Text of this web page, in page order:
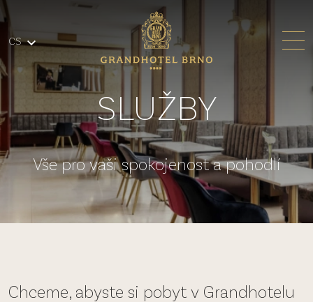
Přeskočit na hlavní obsah
CS
SLUŽBY
Vše pro vaši spokojenost a pohodlí
Chceme, abyste si pobyt v Grandhotelu